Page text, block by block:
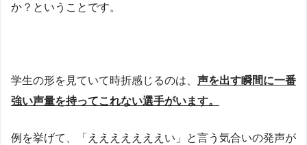
か？ということです。
学生の形を見ていて時折感じるのは、 声を出す瞬間に一番
強い声量を持ってこれない選手がいます。
例を挙げて、「えええええええい」と言う気合いの発声が